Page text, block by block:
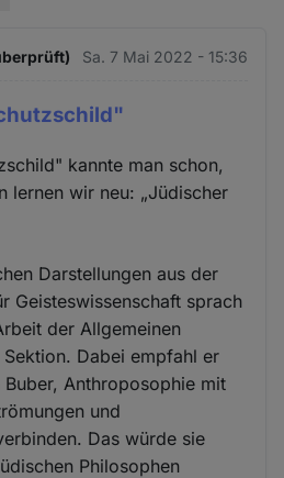
Sa. 7 Mai 2022 - 15:36
kannte man schon,
lernen wir neu: „Jüdischer
Darstellungen aus der
Geisteswissenschaft sprach
der Allgemeinen
Dabei empfahl er
Anthroposophie mit
und
Das würde sie
Philosophen